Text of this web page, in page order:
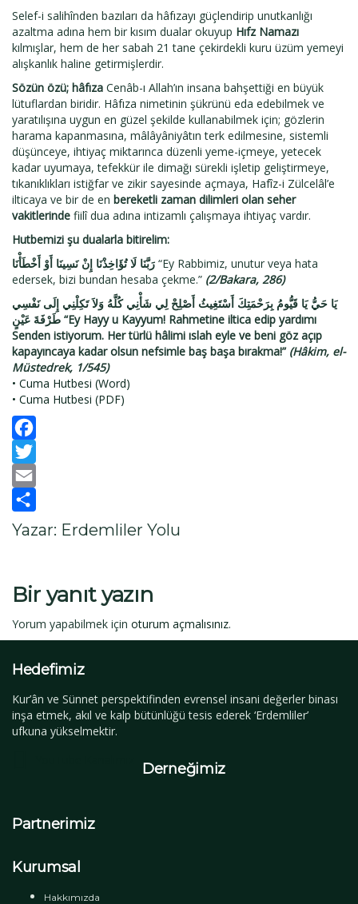
Selef-i salihînden bazıları da hâfızayı güçlendirip unutkanlığı
azaltma adına hem bir kısım dualar okuyup Hıfz Namazı
kılmışlar, hem de her sabah 21 tane çekirdekli kuru üzüm yemeyi
alışkanlık haline getirmişlerdir.
Sözün özü; hâfıza Cenâb-ı Allah’ın insana bahşettiği en büyük
lütuflardan biridir. Hâfıza nimetinin şükrünü eda edebilmek ve
yaratılışına uygun en güzel şekilde kullanabilmek için; gözlerin
harama kapanmasına, mâlâyâniyâtın terk edilmesine, sistemli
düşünceye, ihtiyaç miktarınca düzenli yeme-içmeye, yetecek
kadar uyumaya, tefekkür ile dimağı sürekli işletip geliştirmeye,
tıkanıklıkları istiğfar ve zikir sayesinde açmaya, Hafîz-i Zülcelâl’e
ilticaya ve bir de en bereketli zaman dilimleri olan seher
vakitlerinde fiilî dua adına intizamlı çalışmaya ihtiyaç vardır.
Hutbemizi şu dualarla bitirelim:
“Ey Rabbimiz, unutur veya hata
edersek, bizi bundan hesaba çekme.” (2/Bakara, 286)
يَا حَيُّ يَا قَيُّومُ بِرَحْمَتِكَ أَسْتَغِيثُ أَصْلِحْ لِي شَأْنِي كُلَّهُ وَلاَ تَكِلْنِي إِلَى نَفْسِي
طَرْفَةَ عَيْنٍ “Ey Hayy u Kayyum! Rahmetine iltica edip yardımı
Senden istiyorum. Her türlü hâlimi ıslah eyle ve beni göz açıp
kapayıncaya kadar olsun nefsimle baş başa bırakma!” (Hâkim, el-
Müstedrek, 1/545)
• Cuma Hutbesi (Word)
• Cuma Hutbesi (PDF)
Facebook
Twitter
Email
Paylaş
Yazar: Erdemliler Yolu
Bir yanıt yazın
Yorum yapabilmek için oturum açmalısınız.
Hedefimiz
Kur’ân ve Sünnet perspektifinden evrensel insani değerler binası
inşa etmek, akıl ve kalp bütünlüğü tesis ederek ‘Erdemliler’
ufkuna yükselmektir.
Derneğimiz
Partnerimiz
Kurumsal
Hakkımızda